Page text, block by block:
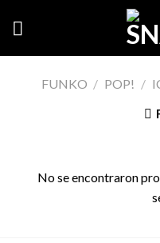
FUNKO / POP! /
No se encontraron